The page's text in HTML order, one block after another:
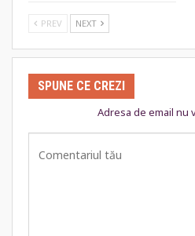
PREV NEXT
SPUNE CE CREZI
Adresa de email nu